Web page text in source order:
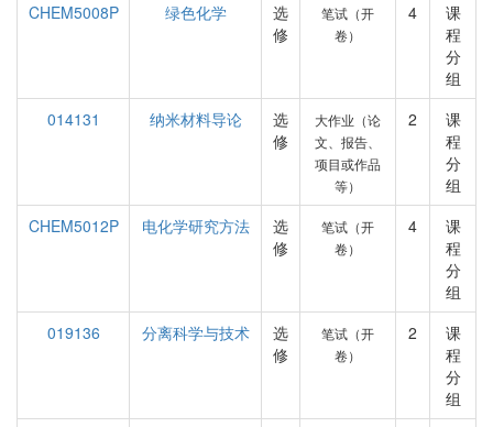
CHEM5008P
绿色化学
选
修
笔试（开
卷）
4
课
程
分
组
014131
纳米材料导论
选
修
大作业（论
文、报告、
项目或作品
等）
2
课
程
分
组
CHEM5012P
电化学研究方法
选
修
笔试（开
卷）
4
课
程
分
组
019136
分离科学与技术
选
修
笔试（开
卷）
2
课
程
分
组